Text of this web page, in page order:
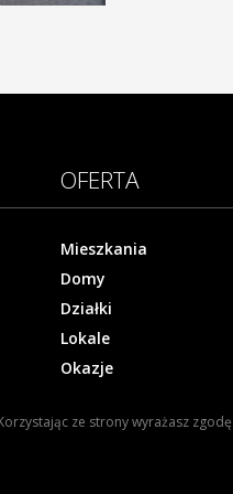
OFERTA
Mieszkania
Domy
Działki
Lokale
Okazje
ze strony wyrażasz